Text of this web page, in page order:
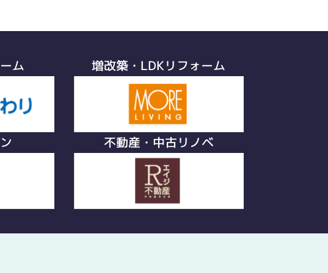
ム 増改築・LDKリフォーム
不動産・中古リノベ